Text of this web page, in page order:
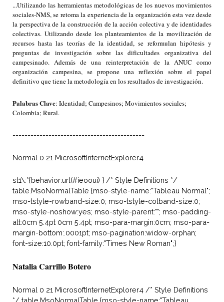
...Utilizando las herramientas metodológicas de los nuevos movimientos
sociales-NMS, se retoma la experiencia de la organización esta vez desde
la perspectiva de la construcción de la acción colectiva y de identidades
colectivas. Utilizando desde los planteamientos de la movilización de
recursos hasta las teorías de la identidad, se reformulan hipótesis y
preguntas de investigación sobre las dificultades organizativa del
campesinado. Además de una reinterpretación de la ANUC como
organización campesina, se propone una reflexión sobre el papel
definitivo que tiene la metodología en los resultados de investigación.
Palabras Clave: Identidad; Campesinos; Movimientos sociales;
Colombia; Rural.
--------------------------------------------
Normal 0 21 MicrosoftInternetExplorer4
st1\:*{behavior:url(#ieooui) } /* Style Definitions */
table.MsoNormalTable {mso-style-name:"Tableau Normal";
mso-tstyle-rowband-size:0; mso-tstyle-colband-size:0;
mso-style-noshow:yes; mso-style-parent:""; mso-padding-
alt:0cm 5.4pt 0cm 5.4pt; mso-para-margin:0cm; mso-para-
margin-bottom:.0001pt; mso-pagination:widow-orphan;
font-size:10.0pt; font-family:"Times New Roman";}
Natalia Carrillo Botero
Normal 0 21 MicrosoftInternetExplorer4 /* Style Definitions